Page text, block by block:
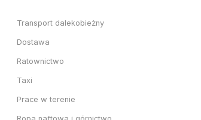
Transport dalekobieżny
Dostawa
Ratownictwo
Taxi
Prace w terenie